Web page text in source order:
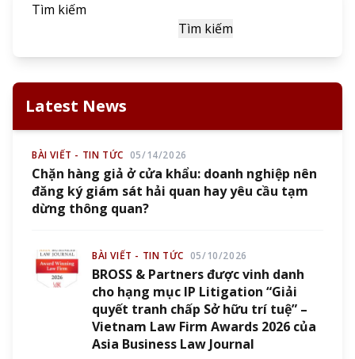
Tìm kiếm
Tìm kiếm
Latest News
BÀI VIẾT - TIN TỨC 05/14/2026
Chặn hàng giả ở cửa khẩu: doanh nghiệp nên
đăng ký giám sát hải quan hay yêu cầu tạm
dừng thông quan?
BÀI VIẾT - TIN TỨC 05/10/2026
BROSS & Partners được vinh danh
cho hạng mục IP Litigation “Giải
quyết tranh chấp Sở hữu trí tuệ” –
Vietnam Law Firm Awards 2026 của
Asia Business Law Journal